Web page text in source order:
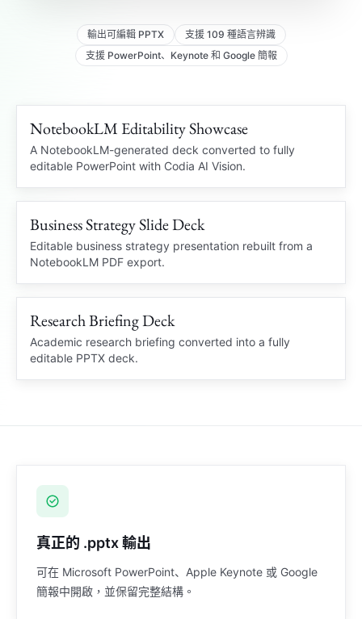
輸出可編輯 PPTX
支援 109 種語言辨識
支援 PowerPoint、Keynote 和 Google 簡報
NOTEBOOKLM PDF
Locked PDF
Editable PowerPoint
NotebookLM Editability Showcase
A NotebookLM-generated deck converted to fully
editable PowerPoint with Codia AI Vision.
STRATEGY DECK
Market insight
Business Strategy Slide Deck
Editable business strategy presentation rebuilt from a
NotebookLM PDF export.
RESEARCH BRIEF
Citation notes and diagrams rebuilt
Research Briefing Deck
Academic research briefing converted into a fully
editable PPTX deck.
真正的 .pptx 輸出
可在 Microsoft PowerPoint、Apple Keynote 或 Google
簡報中開啟，並保留完整結構。